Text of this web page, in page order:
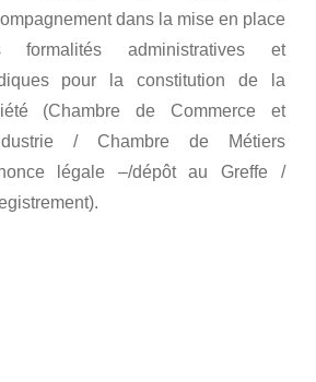
dans la mise en place
formalités administratives et
pour la constitution de la
(Chambre de Commerce et
/ Chambre de Métiers
légale –/dépôt au Greffe /